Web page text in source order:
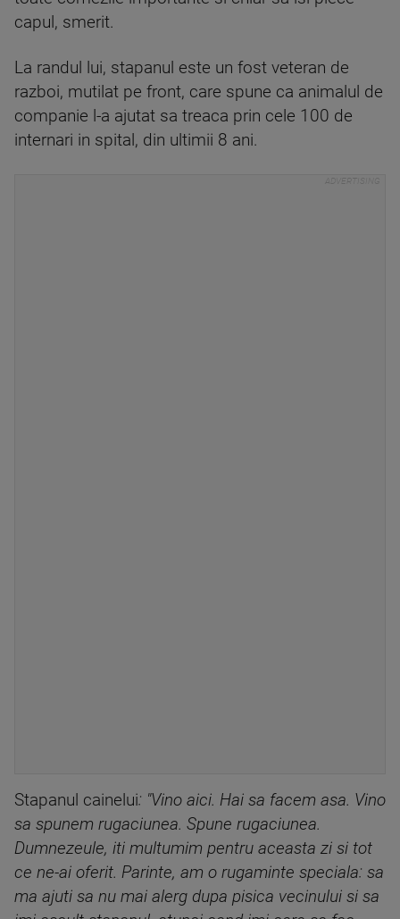
capul, smerit.
La randul lui, stapanul este un fost veteran de
razboi, mutilat pe front, care spune ca animalul de
companie l-a ajutat sa treaca prin cele 100 de
internari in spital, din ultimii 8 ani.
Stapanul cainelui: "Vino aici. Hai sa facem asa. Vino
sa spunem rugaciunea. Spune rugaciunea.
Dumnezeule, iti multumim pentru aceasta zi si tot
ce ne-ai oferit. Parinte, am o rugaminte speciala: sa
ma ajuti sa nu mai alerg dupa pisica vecinului si sa